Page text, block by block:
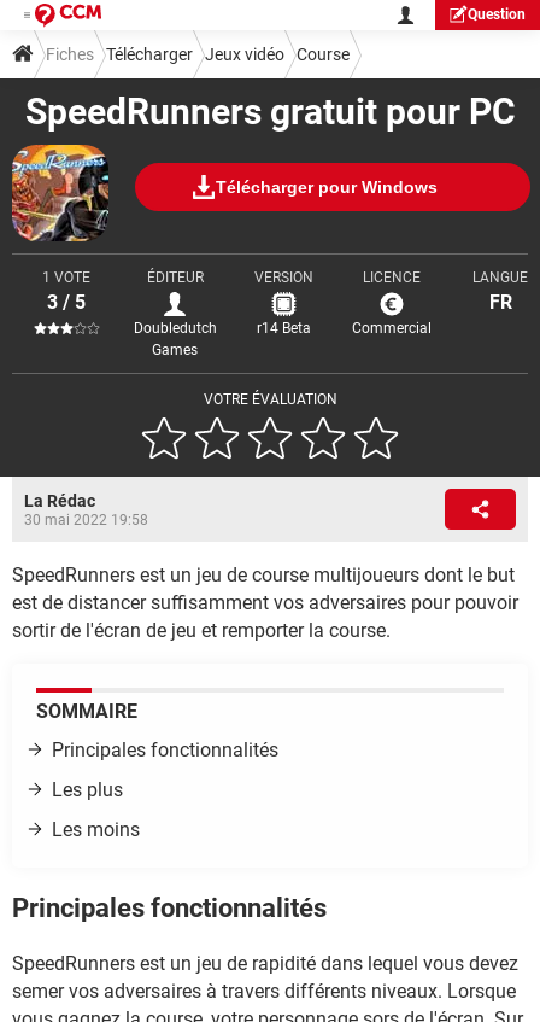
Question
SpeedRunners gratuit pour PC
Télécharger pour Windows
VOTRE ÉVALUATION
1 VOTE
3 / 5
ÉDITEUR
Doubledutch
Games
VERSION
r14 Beta
LICENCE
Commercial
LANGUE
FR
Fiches Télécharger Jeux vidéo Course
La Rédac
30 mai 2022 19:58
SpeedRunners est un jeu de course multijoueurs dont le but
est de distancer suffisamment vos adversaires pour pouvoir
sortir de l'écran de jeu et remporter la course.
SOMMAIRE
Principales fonctionnalités
Les plus
Les moins
Principales fonctionnalités
SpeedRunners est un jeu de rapidité dans lequel vous devez
semer vos adversaires à travers différents niveaux. Lorsque